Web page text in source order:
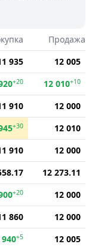
Продажа
935
12 005
+20 12 010+10
910
12 000
+30
12 010
910
12 000
12 273.11
+20
12 000
860
12 000
940+5
12 005